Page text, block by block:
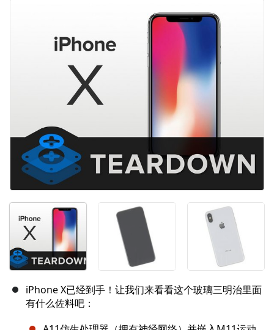
iPhone X已经到手！让我们来看看这个玻璃三明治里面
有什么佐料吧：